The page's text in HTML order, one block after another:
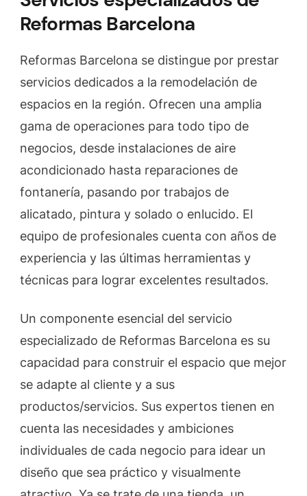
Reformas Barcelona
Reformas Barcelona se distingue por prestar
servicios dedicados a la remodelación de
espacios en la región. Ofrecen una amplia
gama de operaciones para todo tipo de
negocios, desde instalaciones de aire
acondicionado hasta reparaciones de
fontanería, pasando por trabajos de
alicatado, pintura y solado o enlucido. El
equipo de profesionales cuenta con años de
experiencia y las últimas herramientas y
técnicas para lograr excelentes resultados.
Un componente esencial del servicio
especializado de Reformas Barcelona es su
capacidad para construir el espacio que mejor
se adapte al cliente y a sus
productos/servicios. Sus expertos tienen en
cuenta las necesidades y ambiciones
individuales de cada negocio para idear un
diseño que sea práctico y visualmente